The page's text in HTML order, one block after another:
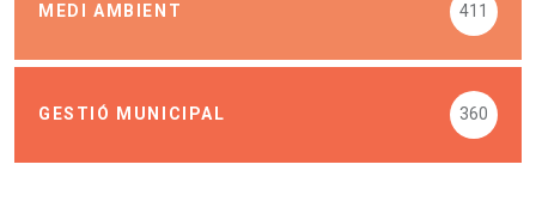
MEDI AMBIENT 411
GESTIÓ MUNICIPAL 360